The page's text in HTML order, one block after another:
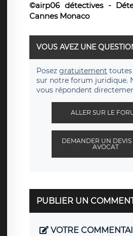
©airp06 détectives -
Cannes Monaco
VOUS AVEZ UNE
Posez gratuitement
sur notre forum juridique.
vous répondent
ALLER SUR LE
DEMANDER UN DEVIS
AVOCAT
PUBLIER UN
VOTRE